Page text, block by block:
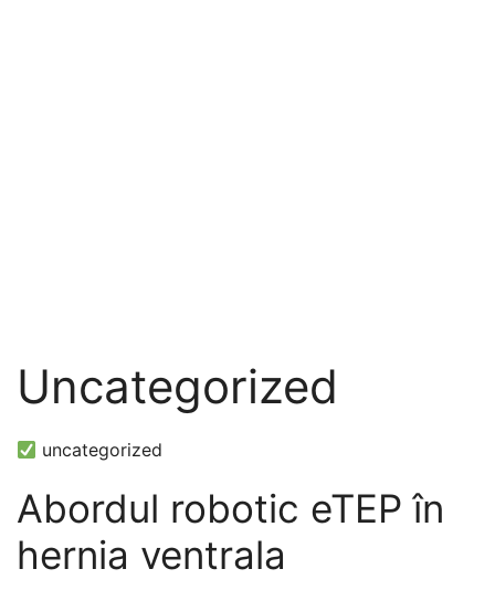
Uncategorized
uncategorized
Abordul robotic eTEP în
hernia ventrala